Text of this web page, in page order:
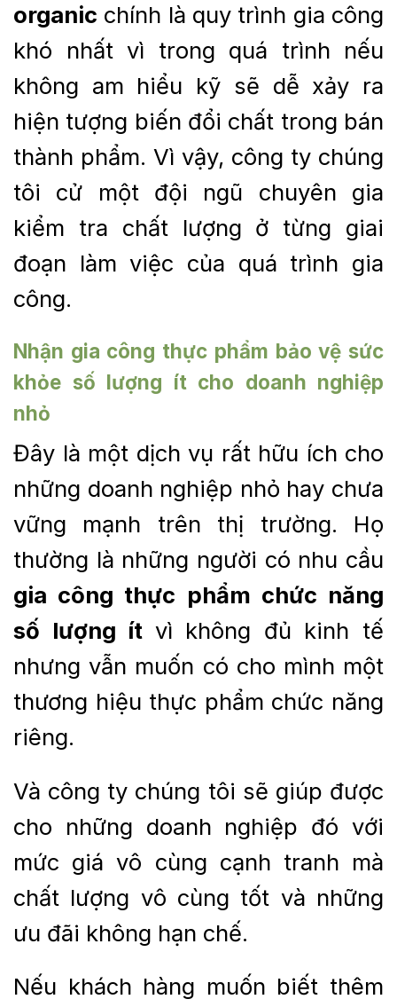
organic chính là quy trình gia công
khó nhất vì trong quá trình nếu
không am hiểu kỹ sẽ dễ xảy ra
hiện tượng biến đổi chất trong bán
thành phẩm. Vì vậy, công ty chúng
tôi cử một đội ngũ chuyên gia
kiểm tra chất lượng ở từng giai
đoạn làm việc của quá trình gia
công.
Nhận gia công thực phẩm bảo vệ sức
khỏe số lượng ít cho doanh nghiệp
nhỏ
Đây là một dịch vụ rất hữu ích cho
những doanh nghiệp nhỏ hay chưa
vững mạnh trên thị trường. Họ
thường là những người có nhu cầu
gia công thực phẩm chức năng
số lượng ít vì không đủ kinh tế
nhưng vẫn muốn có cho mình một
thương hiệu thực phẩm chức năng
riêng.
Và công ty chúng tôi sẽ giúp được
cho những doanh nghiệp đó với
mức giá vô cùng cạnh tranh mà
chất lượng vô cùng tốt và những
ưu đãi không hạn chế.
Nếu khách hàng muốn biết thêm